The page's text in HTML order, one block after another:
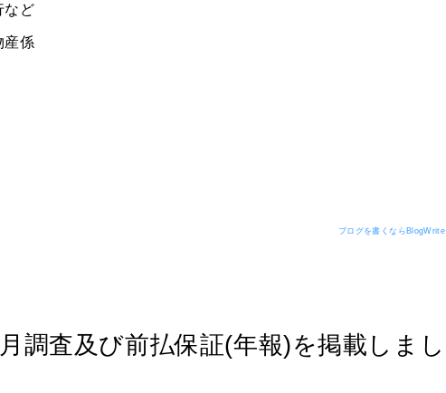
など
係
ブログを書くならBlogWrite
調査及び前払保証(年報)を掲載しまし